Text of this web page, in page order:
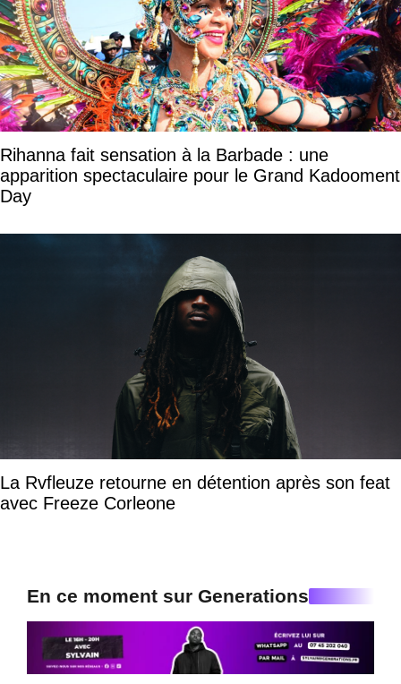
Rihanna fait sensation à la Barbade : une
apparition spectaculaire pour le Grand Kadooment
Day
La Rvfleuze retourne en détention après son feat
avec Freeze Corleone
En ce moment sur Generations